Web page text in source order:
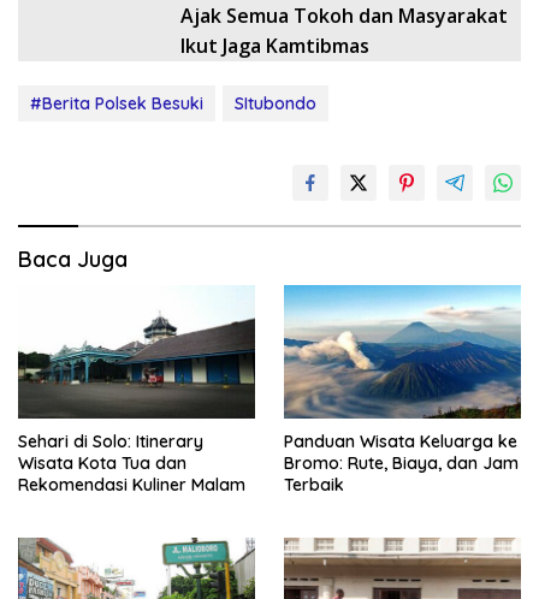
Ajak Semua Tokoh dan Masyarakat
Ikut Jaga Kamtibmas
#Berita Polsek Besuki SItubondo
Baca Juga
Sehari di Solo: Itinerary
Wisata Kota Tua dan
Rekomendasi Kuliner Malam
Panduan Wisata Keluarga ke
Bromo: Rute, Biaya, dan Jam
Terbaik